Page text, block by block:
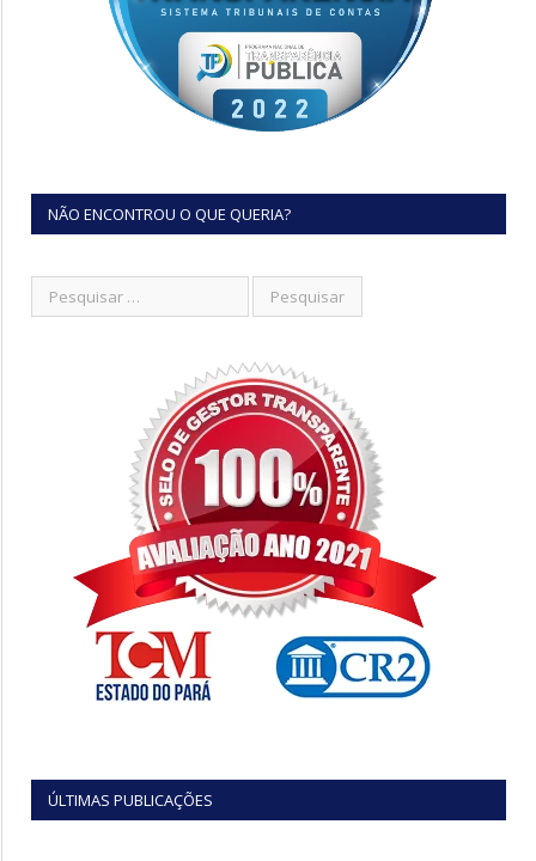
NÃO ENCONTROU O QUE QUERIA?
ÚLTIMAS PUBLICAÇÕES